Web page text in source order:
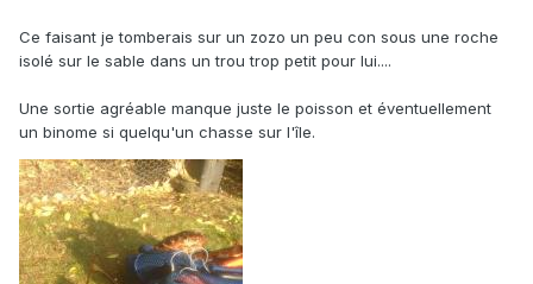
Ce faisant je tomberais sur un zozo un peu con sous une roche
isolé sur le sable dans un trou trop petit pour lui....
Une sortie agréable manque juste le poisson et éventuellement
un binome si quelqu'un chasse sur l'île.